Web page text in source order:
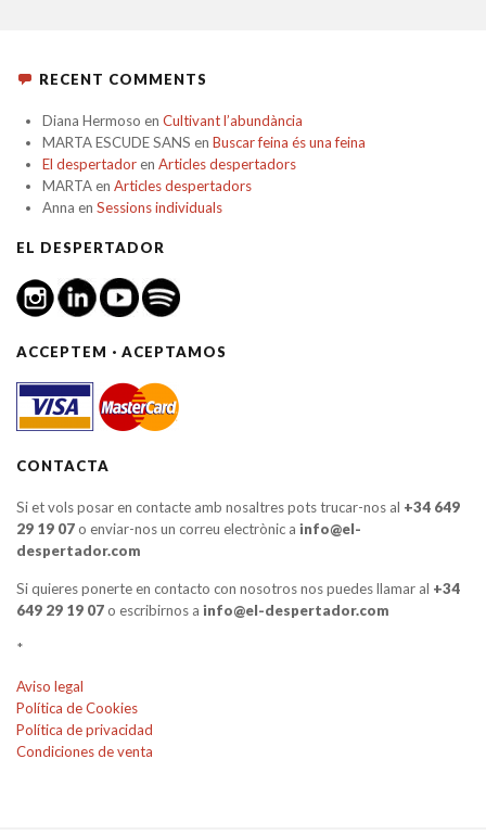
RECENT COMMENTS
Diana Hermoso en Cultivant l’abundància
MARTA ESCUDE SANS en Buscar feina és una feina
El despertadoren Articles despertadors
MARTAen Articles despertadors
Anna en Sessions individuals
EL DESPERTADOR
ACCEPTEM · ACEPTAMOS
CONTACTA
Si et vols posar en contacte amb nosaltres pots trucar-nos al +34 649
29 19 07o enviar-nos un correu electrònic a info@el-
despertador.com
Si quieres ponerte en contacto con nosotros nos puedes llamar al +34
649 29 19 07o escribirnos a info@el-despertador.com
*
Aviso legal
Política de Cookies
Política de privacidad
Condiciones de venta